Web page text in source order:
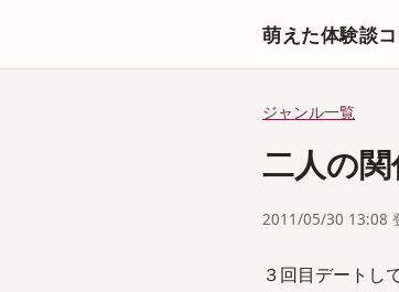
萌えた体験談
ジャンル一覧
二人の
2011/05/30 13:08
３回目デートし